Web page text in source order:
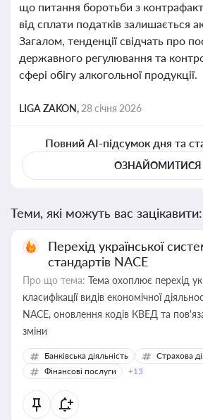
що питання боротьби з
від сплати податків залишається
Загалом, тенденції свідчать про
державного регулювання та
сфері обігу алкогольної продукції.
LIGA ZAKON, 28 січня 2026
Повний AI-підсумок дня та
ОЗНАЙОМИТИСЯ
Теми, які можуть вас зацікавити:
Перехід української
стандартів NACE
Про що тема: Тема охоплює перехід
класифікації видів економічної
NACE, оновлення кодів КВЕД та
зміни
Банківська діяльність
Страхова
Фінансові послуги
+13